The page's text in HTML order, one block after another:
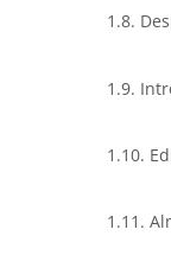
1.8.
1.9.
1.10.
1.11.